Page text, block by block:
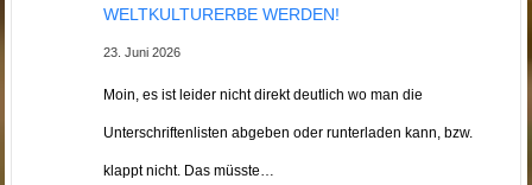
WELTKULTURERBE WERDEN!
23. Juni 2026
Moin, es ist leider nicht direkt deutlich wo man die
Unterschriftenlisten abgeben oder runterladen kann, bzw.
klappt nicht. Das müsste…